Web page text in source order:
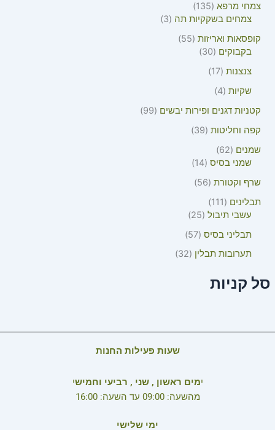
צמחי מרפא 135
צמחים בשקקיות תה
3
קופסאות ואריזות 55
בקבוקים
30
צנצנות 17
שקיות 4
קטניות דגנים ופירות יבשים
99
קפה וחליטות 39
שמנים
62
שמני בסיס 14
שרף וקטורת 56
תבלינים
111
עשבי תיבול 25
תבליני בסיס 57
תערובות תבלין
32
סל קניות
שעות פעילות החנות
ימים ראשון , שני , רביעי וחמישי
מהשעה: 09:00 עד השעה: 16:00
ימי שלישי